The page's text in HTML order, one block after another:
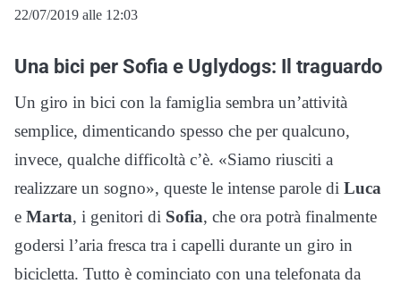
22/07/2019 alle 12:03
Una bici per Sofia e Uglydogs: Il traguardo
Un giro in bici con la famiglia sembra un’attività
semplice, dimenticando spesso che per qualcuno,
invece, qualche difficoltà c’è. «Siamo riusciti a
realizzare un sogno», queste le intense parole di Luca
e Marta, i genitori di Sofia, che ora potrà finalmente
godersi l’aria fresca tra i capelli durante un giro in
bicicletta. Tutto è cominciato con una telefonata da